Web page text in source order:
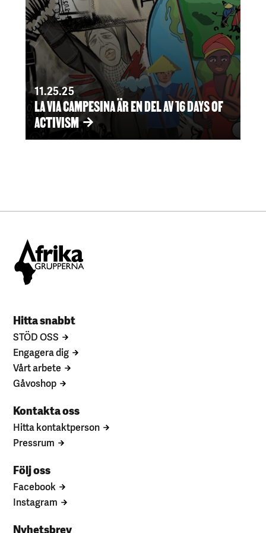
11.25.25
LA VIA CAMPESINA ÄR EN DEL AV 16 DAYS OF
ACTIVISM
Hitta snabbt
STÖD OSS
Engagera dig
Vårt arbete
Gåvoshop
Kontakta oss
Hitta kontaktperson
Pressrum
Följ oss
Facebook
Instagram
Nyhetsbrev